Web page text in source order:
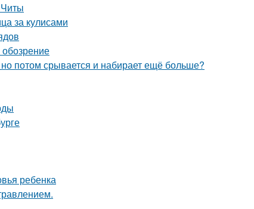
за кулисами
потом срывается и набирает ещё больше?
ребенка